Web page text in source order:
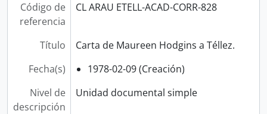
Código de
referencia
CL ARAU ETELL-ACAD-CORR-828
Título
Carta de Maureen Hodgins a Téllez.
Fecha(s)
1978-02-09 (Creación)
Nivel de
descripción
Unidad documental simple